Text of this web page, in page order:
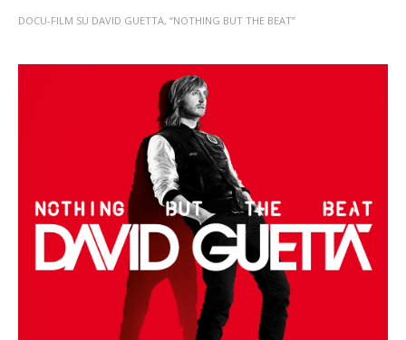
DOCU-FILM SU DAVID GUETTA, “NOTHING BUT THE BEAT”